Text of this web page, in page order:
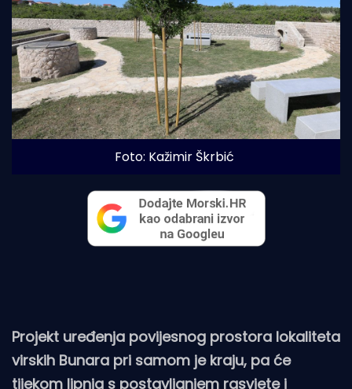
Foto: Kažimir Škrbić
Projekt uređenja povijesnog prostora lokaliteta
virskih Bunara pri samom je kraju, pa će
tijekom lipnja s postavljanjem rasvjete i